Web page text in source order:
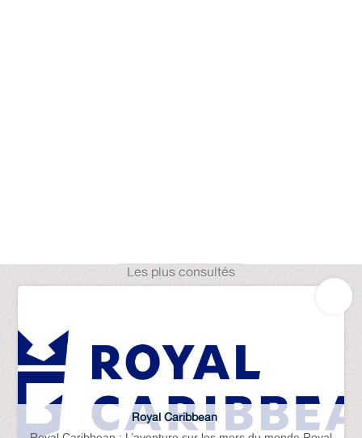
Les plus consultés
Royal Caribbean